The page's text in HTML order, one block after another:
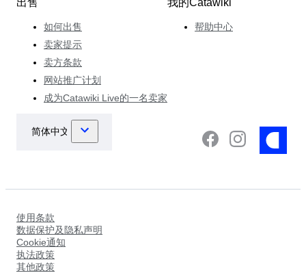
如何出售
卖家提示
卖方条款
网站推广计划
成为Catawiki Live的一名卖家
帮助中心
使用条款
数据保护及隐私声明
Cookie通知
执法政策
其他政策